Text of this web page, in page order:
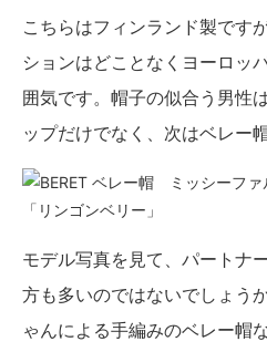
こちらはフィンランド製です
ションはどことなくヨーロッ
囲気です。帽子の似合う男性
ップだけでなく、次はベレー
「リンゴンベリー」
モデル写真を見て、パートナ
方も多いのではないでしょう
ゃんによる手編みのベレー帽